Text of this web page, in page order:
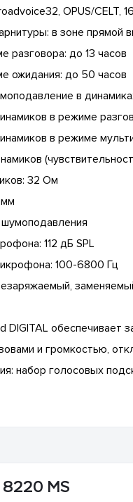
OPUS/CELT,
в зоне
разговора: до 13 часов
ожидания: до 50 часов
в
в режиме
в режиме
32 Ом
112 дБ SPL
100-6800 Гц
DIGITAL обеспечивает
и громкостью,
набор голосовых
MS